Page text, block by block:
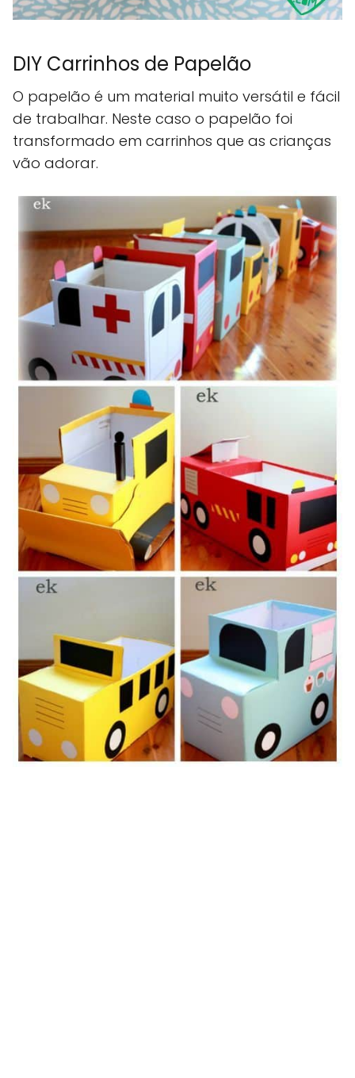
DIY Carrinhos de Papelão
O papelão é um material muito versátil e fácil
de trabalhar. Neste caso o papelão foi
transformado em carrinhos que as crianças
vão adorar.